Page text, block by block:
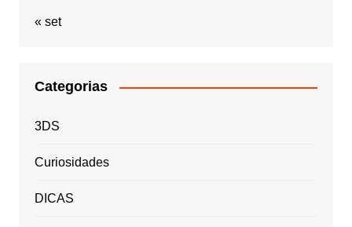
« set
Categorias
3DS
Curiosidades
DICAS